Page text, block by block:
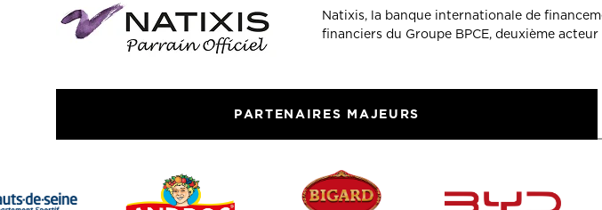
Natixis, la banque internationale de
financiers du Groupe BPCE, deuxième
PARTENAIRES MAJEURS